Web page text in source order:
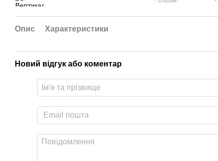
Опис Характеристики
Новий відгук або коментар